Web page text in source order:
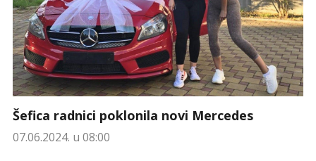
Šefica radnici poklonila novi Mercedes
07.06.2024. u 08:00